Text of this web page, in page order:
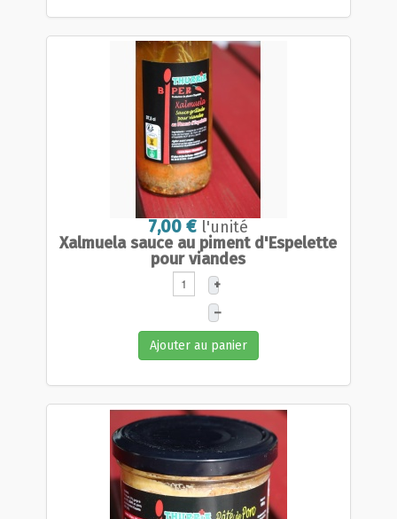
7,00 € l'unité
Xalmuela sauce au piment d'Espelette
pour viandes
+
–
Ajouter au panier